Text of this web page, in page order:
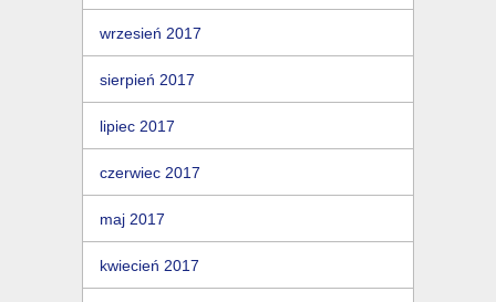
wrzesień 2017
sierpień 2017
lipiec 2017
czerwiec 2017
maj 2017
kwiecień 2017